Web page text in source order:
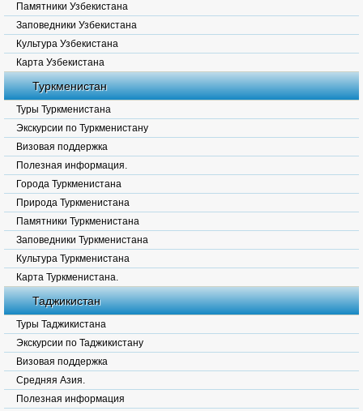
Памятники Узбекистана
Заповедники Узбекистана
Культура Узбекистана
Карта Узбекистана
Туркменистан
Туры Туркменистана
Экскурсии по Туркменистану
Визовая поддержка
Полезная информация.
Города Туркменистана
Природа Туркменистана
Памятники Туркменистана
Заповедники Туркменистана
Культура Туркменистана
Карта Туркменистана.
Таджикистан
Туры Таджикистана
Экскурсии по Таджикистану
Визовая поддержка
Средняя Азия.
Полезная информация